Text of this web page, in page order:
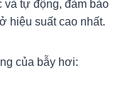
và tự động, đảm bảo
hiệu suất cao nhất.
của bẫy hơi: